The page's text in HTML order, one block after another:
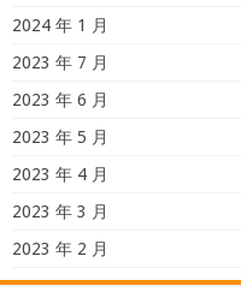
2024 年 1 月
2023 年 7 月
2023 年 6 月
2023 年 5 月
2023 年 4 月
2023 年 3 月
2023 年 2 月